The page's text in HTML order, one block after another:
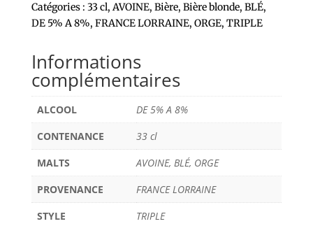
Catégories : 33 cl, AVOINE, Bière, Bière blonde, BLÉ,
DE 5% A 8%, FRANCE LORRAINE, ORGE, TRIPLE
Informations
complémentaires
ALCOOL
DE 5% A 8%
CONTENANCE
33 cl
MALTS
AVOINE, BLÉ, ORGE
PROVENANCE
FRANCE LORRAINE
STYLE
TRIPLE